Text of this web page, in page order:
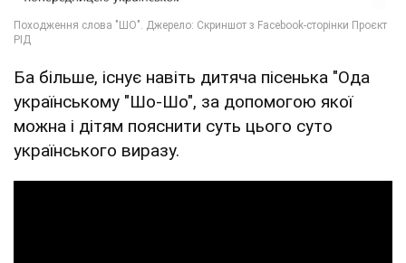
Ба більше, існує навіть дитяча пісенька "Ода
українському "Шо-Шо", за допомогою якої
можна і дітям пояснити суть цього суто
українського виразу.